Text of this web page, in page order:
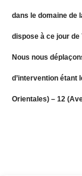
dans le domaine de
dispose à ce jour
Nous nous
d’intervention étant
Orientales) – 12